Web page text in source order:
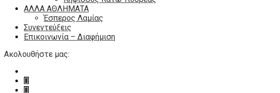
ΑΛΛΑ ΑΘΛΗΜΑΤΑ
Έσπερος Λαμίας
Συνεντεύξεις
Επικοινωνία – Διαφήμιση
Ακολουθήστε μας: